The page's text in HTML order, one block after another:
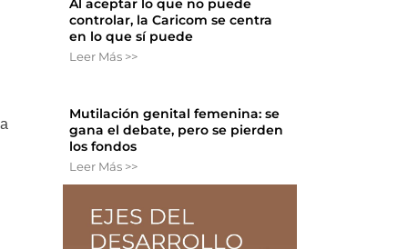
Al aceptar lo que no puede
controlar, la Caricom se centra
en lo que sí puede
Leer Más >>
Mutilación genital femenina: se
gana el debate, pero se pierden
los fondos
Leer Más >>